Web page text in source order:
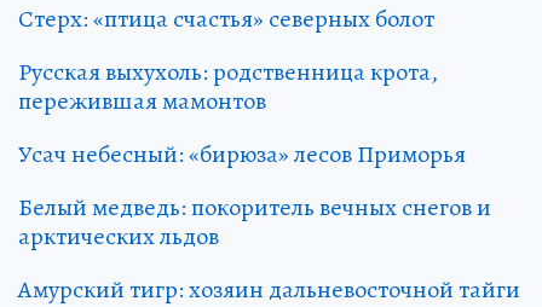
Стерх: «птица счастья» северных болот
Русская выхухоль: родственница крота,
пережившая мамонтов
Усач небесный: «бирюза» лесов Приморья
Белый медведь: покоритель вечных снегов и
арктических льдов
Амурский тигр: хозяин дальневосточной тайги